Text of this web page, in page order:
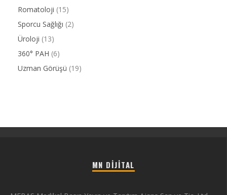
Romatoloji (15)
Sporcu Sağlığı (2)
Üroloji (13)
360° PAH (6)
Uzman Görüşü (19)
MN DIJITAL